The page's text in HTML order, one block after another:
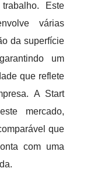
Este
várias
da superfície
um
que reflete
A Start
mercado,
que
com uma